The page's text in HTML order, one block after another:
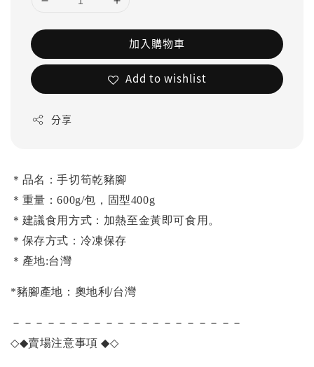
加入購物車
Add to wishlist
分享
＊品名：手切筍乾豬腳
＊重量：600g/包，固型400g
＊建議食用方式：加熱至金黃即可食用。
＊保存方式：冷凍保存
＊產地:台灣
*豬腳產地：奧地利/台灣
－－－－－－－－－－－－－－－－－－－－
◇◆賣場注意事項◆◇